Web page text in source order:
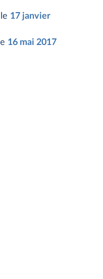
17 janvier
16 mai 2017